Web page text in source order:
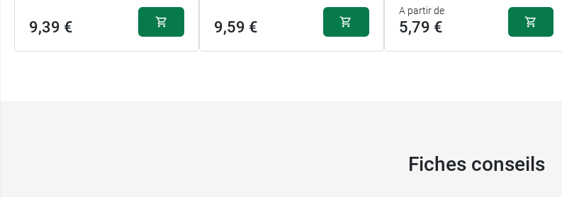
9,39 € 9,59 €
A partir de
5,79 €
Fiches conseils